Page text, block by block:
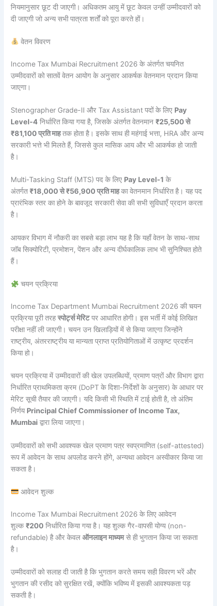
नियमानुसार छूट दी जाएगी। अधिकतम आयु में छूट केवल उन्हीं उम्मीदवारों को
दी जाएगी जो अन्य सभी पात्रता शर्तों को पूरा करते हों।
वेतन विवरण
Income Tax Mumbai Recruitment 2026 के अंतर्गत चयनित
उम्मीदवारों को सातवें वेतन आयोग के अनुसार आकर्षक वेतनमान प्रदान किया
जाएगा।
Stenographer Grade-II और Tax Assistant पदों के लिए Pay
Level-4 निर्धारित किया गया है, जिसके अंतर्गत वेतनमान₹25,500 से
₹81,100 प्रति माहतक होता है। इसके साथ ही महंगाई भत्ता, HRA और अन्य
सरकारी भत्ते भी मिलते हैं, जिससे कुल मासिक आय और भी आकर्षक हो जाती
है।
Multi-Tasking Staff (MTS) पद के लिए Pay Level-1 के
अंतर्गत₹18,000 से ₹56,900 प्रति माहका वेतनमान निर्धारित है। यह पद
प्रारंभिक स्तर का होने के बावजूद सरकारी सेवा की सभी सुविधाएँ प्रदान करता
है।
आयकर विभाग में नौकरी का सबसे बड़ा लाभ यह है कि यहाँ वेतन के साथ-साथ
जॉब सिक्योरिटी, प्रमोशन, पेंशन और अन्य दीर्घकालिक लाभ भी सुनिश्चित होते
हैं।
चयन प्रक्रिया
Income Tax Department Mumbai Recruitment 2026 की चयन
प्रक्रिया पूरी तरहस्पोर्ट्स मेरिटपर आधारित होगी। इस भर्ती में कोई लिखित
परीक्षा नहीं ली जाएगी। चयन उन खिलाड़ियों में से किया जाएगा जिन्होंने
राष्ट्रीय, अंतरराष्ट्रीय या मान्यता प्राप्त प्रतियोगिताओं में उत्कृष्ट प्रदर्शन
किया हो।
चयन प्रक्रिया में उम्मीदवारों की खेल उपलब्धियों, प्रमाण पत्रों और विभाग द्वारा
निर्धारित प्राथमिकता क्रम (DoPT के दिशा-निर्देशों के अनुसार) के आधार पर
मेरिट सूची तैयार की जाएगी। यदि किसी भी स्थिति में टाई होती है, तो अंतिम
निर्णय Principal Chief Commissioner of Income Tax,
Mumbai द्वारा लिया जाएगा।
उम्मीदवारों को सभी आवश्यक खेल प्रमाण पत्र स्वप्रमाणित (self-attested)
रूप में आवेदन के साथ अपलोड करने होंगे, अन्यथा आवेदन अस्वीकार किया जा
सकता है।
आवेदन शुल्क
Income Tax Mumbai Recruitment 2026 के लिए आवेदन
शुल्क₹200 निर्धारित किया गया है। यह शुल्क गैर-वापसी योग्य (non-
refundable) है और केवलऑनलाइन माध्यमसे ही भुगतान किया जा सकता
है।
उम्मीदवारों को सलाह दी जाती है कि भुगतान करते समय सही विवरण भरें और
भुगतान की रसीद को सुरक्षित रखें, क्योंकि भविष्य में इसकी आवश्यकता पड़
सकती है।